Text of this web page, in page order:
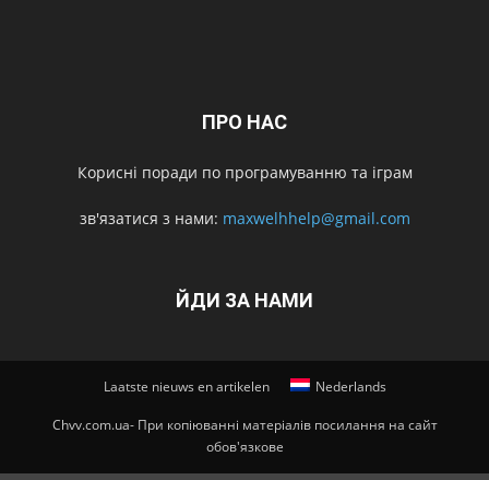
ПРО НАС
Корисні поради по програмуванню та іграм
зв'язатися з нами: maxwelhhelp@gmail.com
ЙДИ ЗА НАМИ
Laatste nieuws en artikelen Nederlands
Chvv.com.ua- При копіюванні матеріалів посилання на сайт
обов'язкове